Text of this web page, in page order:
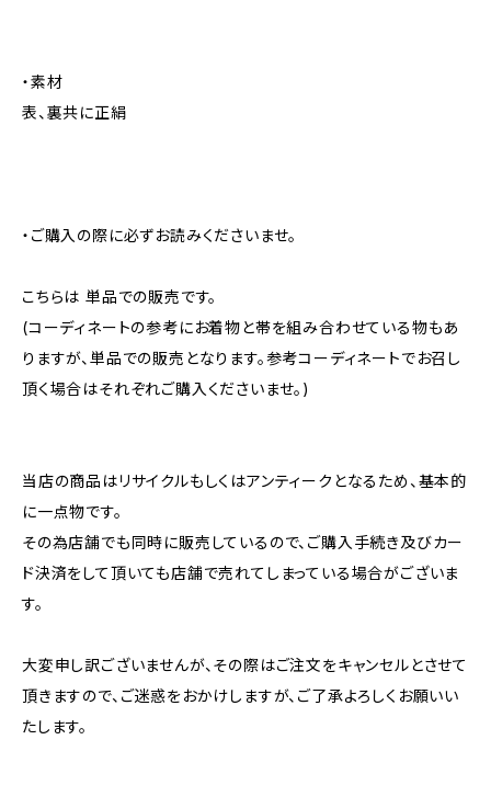
・素材
表、裏共に正絹
・ご購入の際に必ずお読みくださいませ。
こちらは 単品での販売です。
(コーディネートの参考にお着物と帯を組み合わせている物もあ
りますが、単品での販売となります。参考コーディネートでお召し
頂く場合はそれぞれご購入くださいませ。)
当店の商品はリサイクルもしくはアンティークとなるため、基本的
に一点物です。
その為店舗でも同時に販売しているので、ご購入手続き及びカー
ド決済をして頂いても店舗で売れてしまっている場合がございま
す。
大変申し訳ございませんが、その際はご注文をキャンセルとさせて
頂きますので、ご迷惑をおかけしますが、ご了承よろしくお願いい
たします。